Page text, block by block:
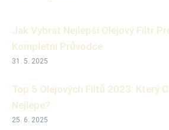
Jak Vybrat Nejlepší Olejový Filtr
Kompletní Průvodce
31. 5. 2025
Top 5 Olejových Filtů 2023: Který
Nejlépe?
25. 6. 2025